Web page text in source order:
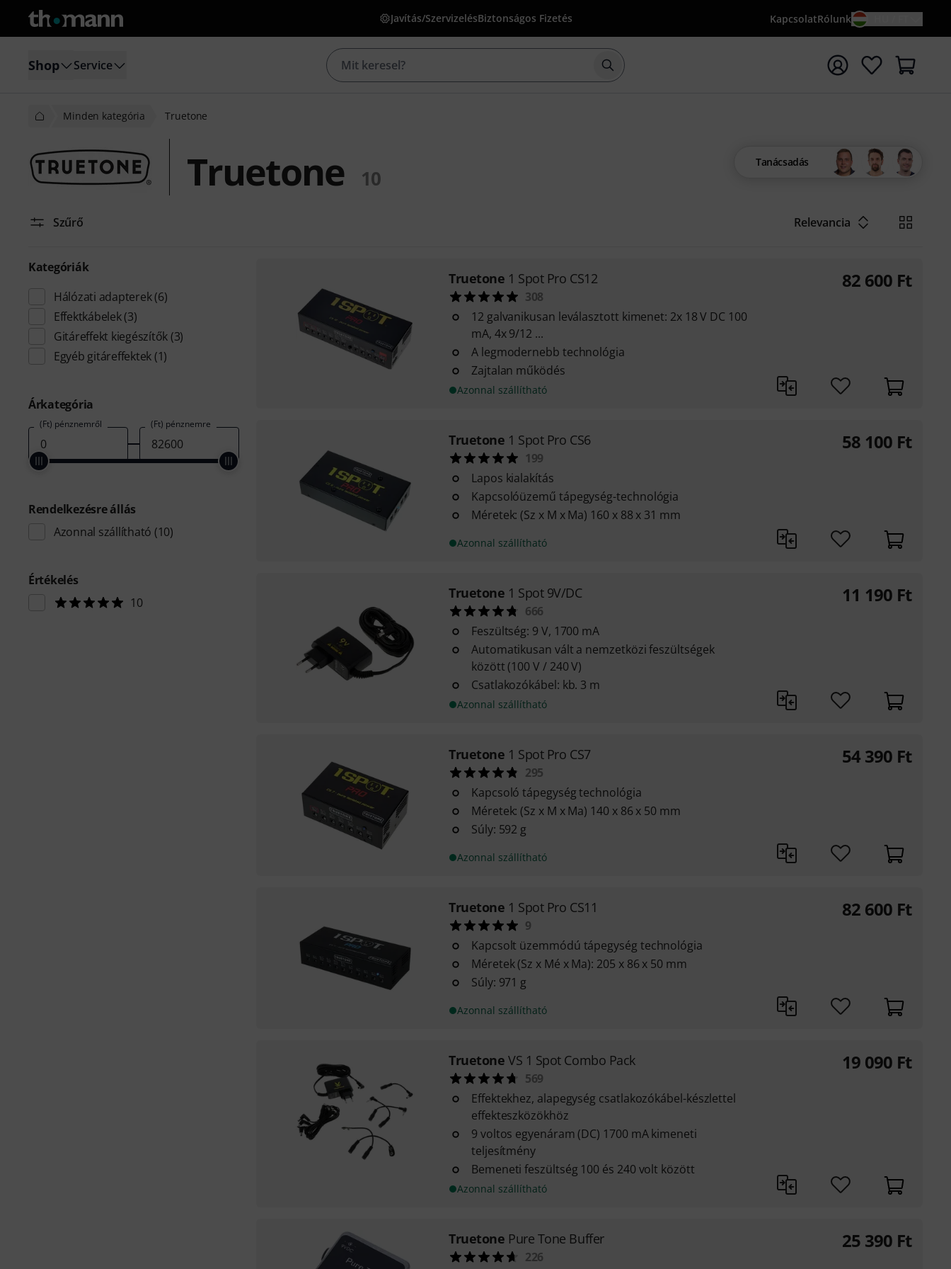
Javítás/SzervizelésBiztonságos Fizetés KapcsolatRólunk
Shop Service Keresés indítása {searchTerm} keresőszóval
Minden kategória Truetone
Truetone 10
Tanácsadás
Szűrő Relevancia
Kategóriák
Hálózati adapterek(6)
Effektkábelek(3)
Gitáreffekt kiegészítők (3)
Egyéb gitáreffektek (1)
Árkategória
(Ft) pénznemről (Ft) pénznemre
Rendelkezésre állás
Azonnal szállítható (10)
Értékelés
10
Truetone 1 Spot Pro CS12
308
12 galvanikusan leválasztott kimenet: 2x 18 V DC 100
mA, 4x 9/12 ...
A legmodernebb technológia
Zajtalan működés
Azonnal szállítható
82 600 Ft
Truetone 1 Spot Pro CS6
199
Lapos kialakítás
Kapcsolóüzemű tápegység-technológia
Méretek: (Sz x M x Ma) 160 x 88 x 31 mm
Azonnal szállítható
58 100 Ft
Truetone 1 Spot 9V/DC
666
Feszültség: 9 V, 1700 mA
Automatikusan vált a nemzetközi feszültségek
között (100 V / 240 V)
Csatlakozókábel: kb. 3 m
Azonnal szállítható
11 190 Ft
Truetone 1 Spot Pro CS7
295
Kapcsoló tápegység technológia
Méretek: (Sz x M x Ma) 140 x 86 x 50 mm
Súly: 592 g
Azonnal szállítható
54 390 Ft
Truetone 1 Spot Pro CS11
9
Kapcsolt üzemmódú tápegység technológia
Méretek (Sz x Mé x Ma): 205 x 86 x 50 mm
Súly: 971 g
Azonnal szállítható
82 600 Ft
Truetone VS 1 Spot Combo Pack
569
Effektekhez, alapegység csatlakozókábel-készlettel
effekteszközökhöz
9 voltos egyenáram (DC) 1700 mA kimeneti
teljesítmény
Bemeneti feszültség 100 és 240 volt között
Azonnal szállítható
19 090 Ft
Truetone Pure Tone Buffer
226
25 390 Ft